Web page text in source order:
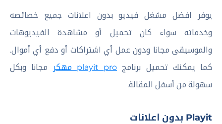
يوفر افضل مشغل فيديو بدون اعلانات جميع خصائصه
وخدماته سواء كان تحميل أو مشاهدة الفيديوهات
والموسيقى مجانا ودون عمل أي اشتراكات أو دفع أي أموال.
كما يمكنك تحميل برنامج playit pro مهكر
مجانا وبكل
سهولة من أسفل المقالة.
Playit بدون اعلانات